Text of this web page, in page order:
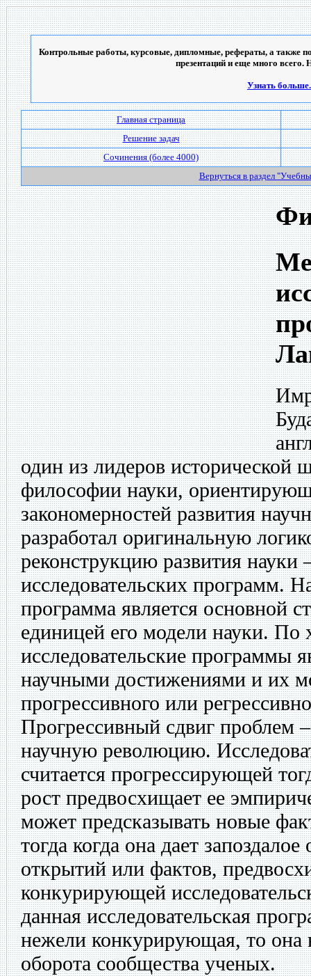
Контрольные работы, курсовые, дипломные, рефераты, а также
презентаций и еще много всего.
Узнать
Главная страница
Решение задач
Сочинения (более 4000)
Вернуться в раздел
один из лидеров исторической
философии науки,
закономерностей развития
разработал оригинальную
реконструкцию развития науки
исследовательских программ.
программа является основной
единицей его модели науки. По
исследовательские программы
научными достижениями и их
прогрессивного или
Прогрессивный сдвиг проблем
научную революцию.
считается прогрессирующей
рост предвосхищает ее
может предсказывать новые
тогда когда она дает
открытий или фактов,
конкурирующей
данная исследовательская
нежели конкурирующая, то она
оборота сообщества ученых.